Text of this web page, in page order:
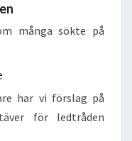
många sökte på
har vi förslag på
för ledtråden